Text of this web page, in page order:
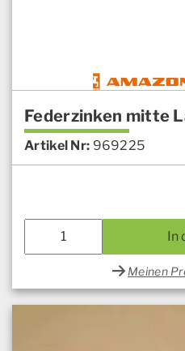
Federzinken mitte
Artikel Nr: 969225
In
Meinen